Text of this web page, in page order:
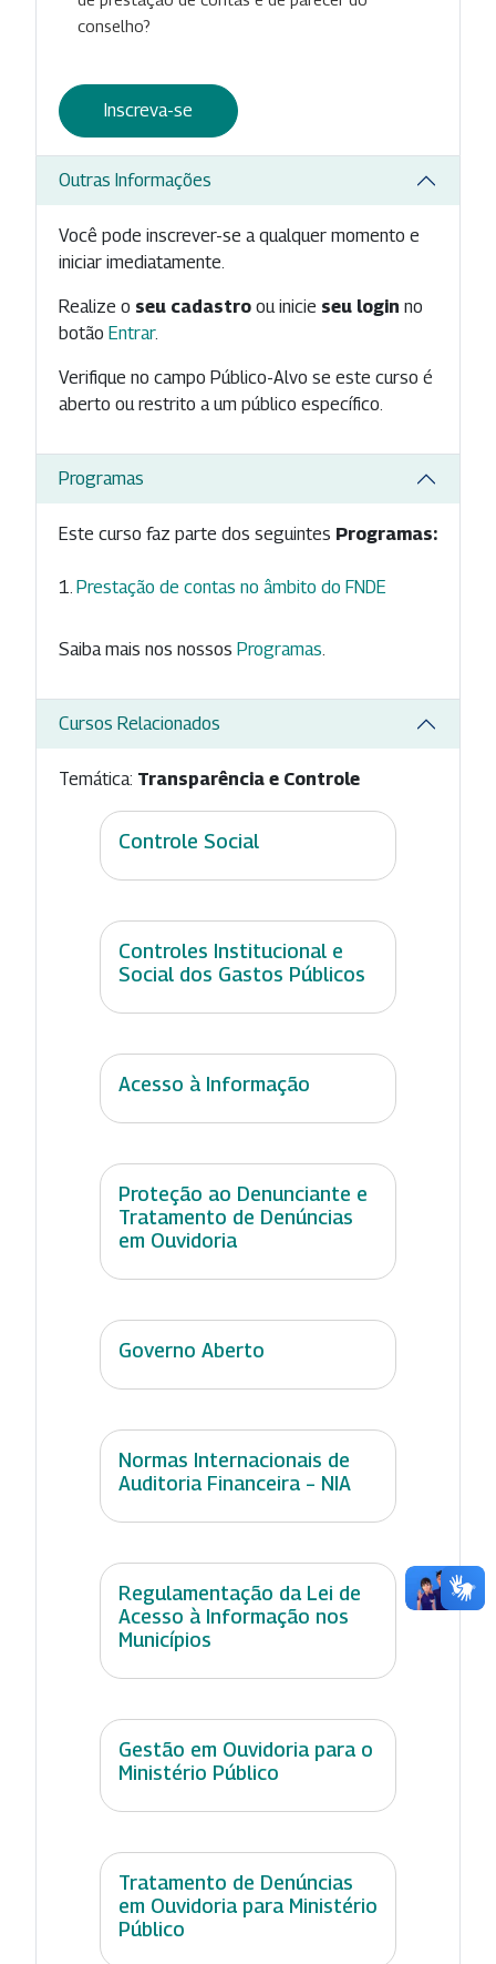
conselho?
Inscreva-se
Outras Informações
Você pode inscrever-se a qualquer momento e
iniciar imediatamente.
Realize o seu cadastro ou inicie seu login no
botão Entrar.
Verifique no campo Público-Alvo se este curso é
aberto ou restrito a um público específico.
Programas
Este curso faz parte dos seguintes Programas:
Prestação de contas no âmbito do FNDE
Saiba mais nos nossos Programas
Cursos Relacionados
Temática: Transparência e Controle
Controle Social
Controles Institucional e
Social dos Gastos Públicos
Acesso à Informação
Proteção ao Denunciante e
Tratamento de Denúncias
em Ouvidoria
Governo Aberto
Normas Internacionais de
Auditoria Financeira – NIA
Regulamentação da Lei de
Acesso à Informação nos
Municípios
Gestão em Ouvidoria para o
Ministério Público
Tratamento de Denúncias
em Ouvidoria para Ministério
Público